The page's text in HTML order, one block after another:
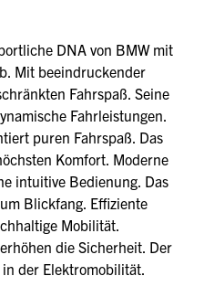
DNA von BMW mit
Mit beeindruckender
Fahrspaß. Seine
Fahrleistungen.
puren Fahrspaß. Das
Komfort. Moderne
intuitive Bedienung. Das
Blickfang. Effiziente
Mobilität.
die Sicherheit. Der
der Elektromobilität.